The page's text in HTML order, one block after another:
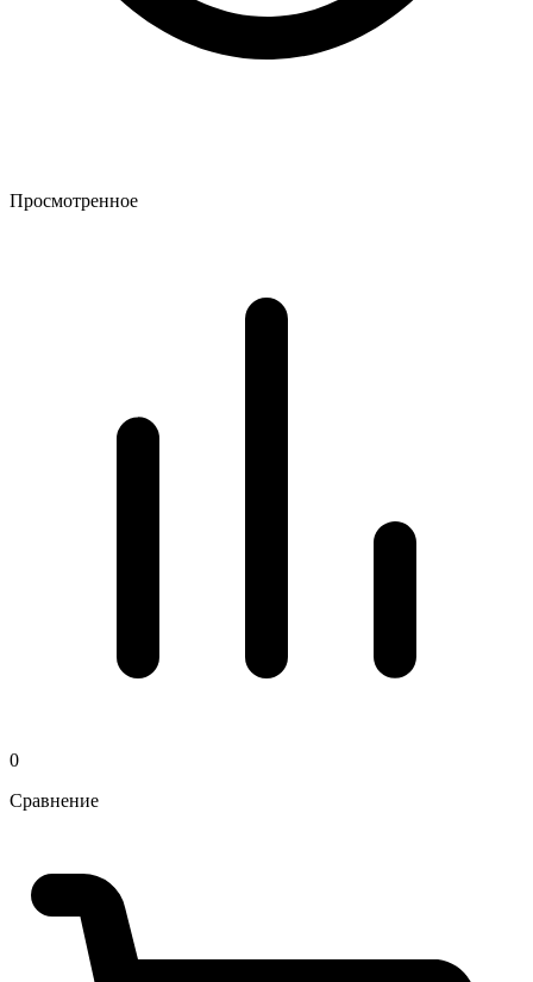
Просмотренное
0
Сравнение